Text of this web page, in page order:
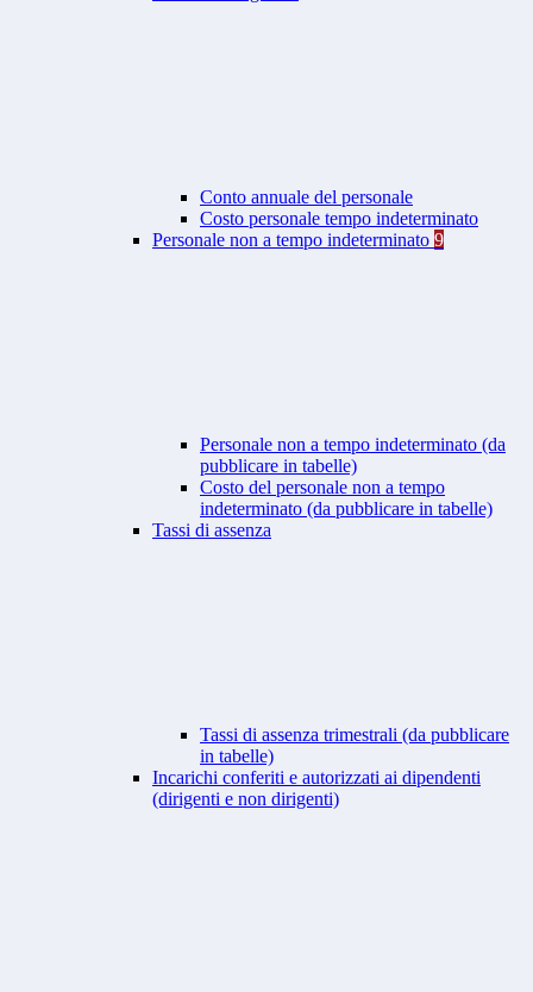
Conto annuale del personale
Costo personale tempo indeterminato
Personale non a tempo indeterminato 9
Personale non a tempo indeterminato (da
pubblicare in tabelle)
Costo del personale non a tempo
indeterminato (da pubblicare in tabelle)
Tassi di assenza
Tassi di assenza trimestrali (da pubblicare
in tabelle)
Incarichi conferiti e autorizzati ai dipendenti
(dirigenti e non dirigenti)